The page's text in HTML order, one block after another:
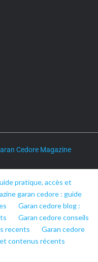
Cedore Magazine
pratique, accès et
garan cedore : guide
Garan cedore blog :
Garan cedore conseils
recents
Garan cedore
contenus récents